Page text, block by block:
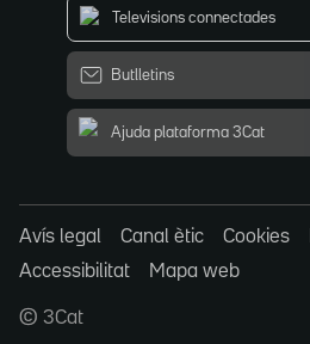
Televisions connectades
Butlletins
Ajuda plataforma 3Cat
Avís legal Canal ètic Cookies
Accessibilitat
Mapa web
© 3Cat